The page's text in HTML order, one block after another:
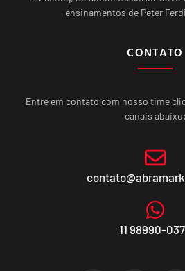
ensinamentos de Peter
CONTATO
Entre em contato com nosso time
canais abaixo:
11 98990-